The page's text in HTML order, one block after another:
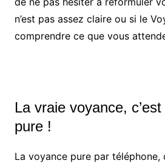
n’est pas assez claire ou si le
comprendre ce que vous
La vraie voyance,
pure !
La voyance pure par téléphone,